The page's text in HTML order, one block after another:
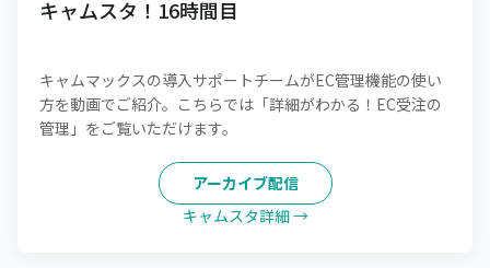
キャムスタ！16時間目
キャムマックスの導入サポートチームがEC管理機能の使い
方を動画でご紹介。こちらでは「詳細がわかる！EC受注の
管理」をご覧いただけます。
アーカイブ配信
キャムスタ詳細 →